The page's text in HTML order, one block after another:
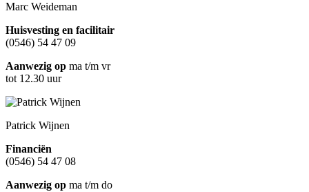
Marc Weideman
Huisvesting en facilitair
(0546) 54 47 09
Aanwezig op ma t/m vr
tot 12.30 uur
Patrick Wijnen
Financiën
(0546) 54 47 08
Aanwezig op ma t/m do